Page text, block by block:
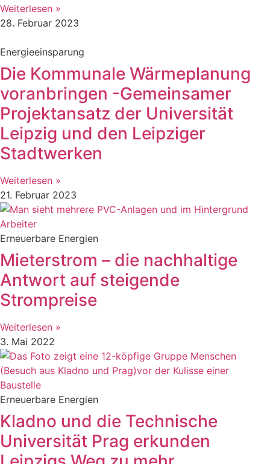
Weiterlesen »
28. Februar 2023
Energieeinsparung
Die Kommunale Wärmeplanung
voranbringen -Gemeinsamer
Projektansatz der Universität
Leipzig und den Leipziger
Stadtwerken
Weiterlesen »
21. Februar 2023
Erneuerbare Energien
Mieterstrom – die nachhaltige
Antwort auf steigende
Strompreise
Weiterlesen »
3. Mai 2022
Erneuerbare Energien
Kladno und die Technische
Universität Prag erkunden